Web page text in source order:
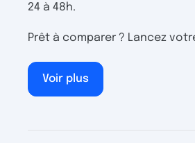
24 à 48h.
Prêt à comparer ? Lancez
Voir plus